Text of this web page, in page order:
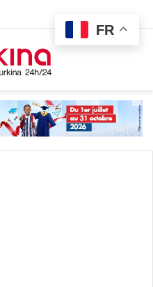
FR